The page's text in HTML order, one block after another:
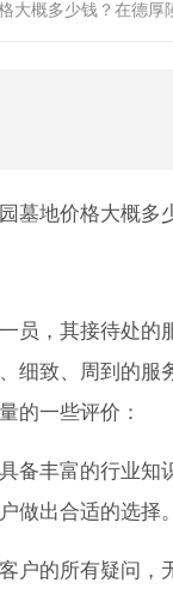
大概多少钱？在德厚
墓地价格大概多
员，其接待处
细致、周到的
的一些评价：
备丰富的行业
做出合适的选择。
户的所有疑问